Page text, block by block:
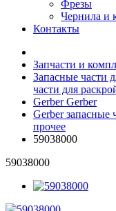
Фрезы
Чернила и
Контакты
Запчасти и
Запасные части
части для
GerberGerber
Gerber запасные
прочее
59038000
59038000